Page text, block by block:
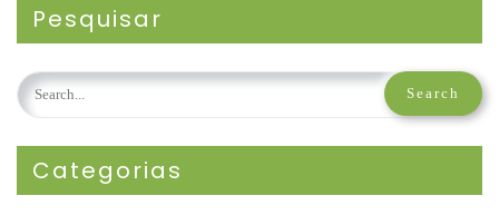
Pesquisar
Categorias